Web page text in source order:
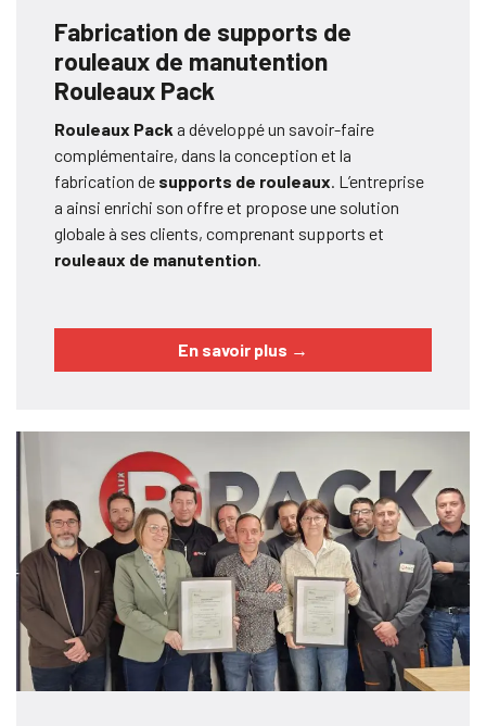
Fabrication de supports de
rouleaux de manutention
Rouleaux Pack
Rouleaux Pack a développé un savoir-faire
complémentaire, dans la conception et la
fabrication de supports de rouleaux. L’entreprise
a ainsi enrichi son offre et propose une solution
globale à ses clients, comprenant supports et
rouleaux de manutention.
En savoir plus →